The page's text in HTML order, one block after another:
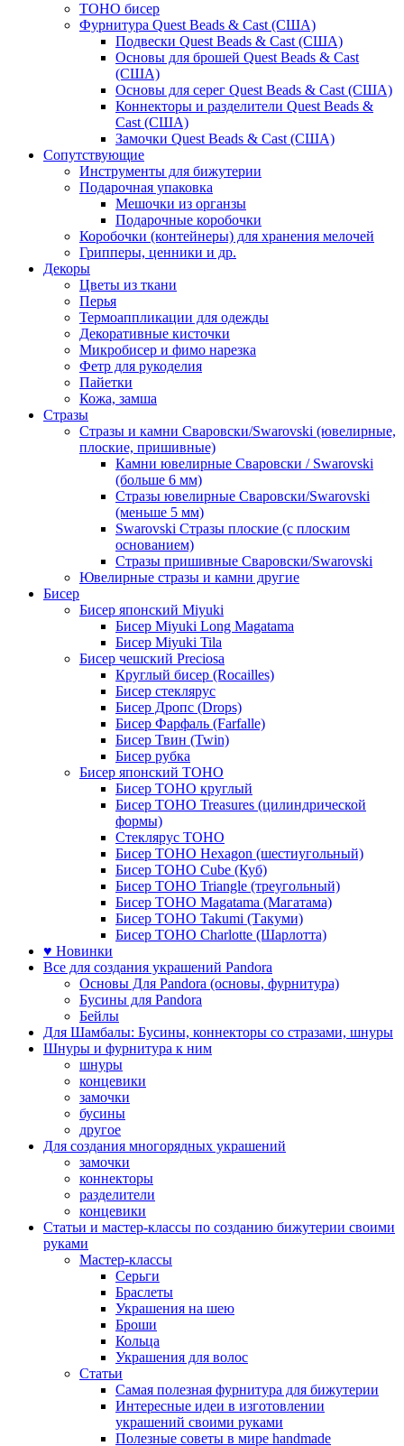
TOHO бисер
Фурнитура Quest Beads & Cast (США)
Подвески Quest Beads & Cast (США)
Основы для брошей Quest Beads & Cast
(США)
Основы для серег Quest Beads & Cast (США)
Коннекторы и разделители Quest Beads &
Cast (США)
Замочки Quest Beads & Cast (США)
Сопутствующие
Инструменты для бижутерии
Подарочная упаковка
Мешочки из органзы
Подарочные коробочки
Коробочки (контейнеры) для хранения мелочей
Грипперы, ценники и др.
Декоры
Цветы из ткани
Перья
Термоаппликации для одежды
Декоративные кисточки
Микробисер и фимо нарезка
Фетр для рукоделия
Пайетки
Кожа, замша
Стразы
Стразы и камни Сваровски/Swarovski (ювелирные,
плоские, пришивные)
Камни ювелирные Сваровски / Swarovski
(больше 6 мм)
Стразы ювелирные Сваровски/Swarovski
(меньше 5 мм)
Swarovski Стразы плоские (с плоским
основанием)
Стразы пришивные Сваровски/Swarovski
Ювелирные стразы и камни другие
Бисер
Бисер японский Miyuki
Бисер Miyuki Long Magatama
Бисер Miyuki Tila
Бисер чешский Preciosa
Круглый бисер (Rocailles)
Бисер стеклярус
Бисер Дропс (Drops)
Бисер Фарфаль (Farfalle)
Бисер Твин (Twin)
Бисер рубка
Бисер японский TOHO
Бисер TOHO круглый
Бисер TOHO Treasures (цилиндрической
формы)
Стеклярус TOHO
Бисер TOHO Hexagon (шестиугольный)
Бисер TOHO Cube (Куб)
Бисер TOHO Triangle (треугольный)
Бисер TOHO Magatama (Магатама)
Бисер TOHO Takumi (Такуми)
Бисер TOHO Charlotte (Шарлотта)
♥ Новинки
Все для создания украшений Pandora
Основы Для Pandora (основы, фурнитура)
Бусины для Pandora
Бейлы
Для Шамбалы: Бусины, коннекторы со стразами, шнуры
Шнуры и фурнитура к ним
шнуры
концевики
замочки
бусины
другое
Для создания многорядных украшений
замочки
коннекторы
разделители
концевики
Статьи и мастер-классы по созданию бижутерии своими
руками
Мастер-классы
Серьги
Браслеты
Украшения на шею
Броши
Кольца
Украшения для волос
Статьи
Самая полезная фурнитура для бижутерии
Интересные идеи в изготовлении
украшений своими руками
Полезные советы в мире handmade